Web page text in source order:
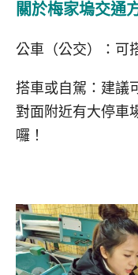
關於梅家塢交通
公車（公交）：可
搭車或自駕：建議
對面附近有大停車
囉！